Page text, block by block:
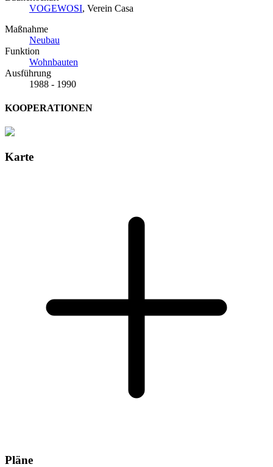
VOGEWOSI, Verein Casa
Maßnahme
Neubau
Funktion
Wohnbauten
Ausführung
1988 - 1990
KOOPERATIONEN
Karte
Pläne